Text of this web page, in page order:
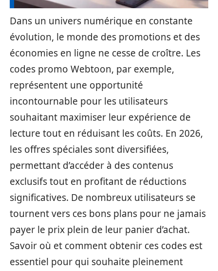
Dans un univers numérique en constante
évolution, le monde des promotions et des
économies en ligne ne cesse de croître. Les
codes promo Webtoon, par exemple,
représentent une opportunité
incontournable pour les utilisateurs
souhaitant maximiser leur expérience de
lecture tout en réduisant les coûts. En 2026,
les offres spéciales sont diversifiées,
permettant d’accéder à des contenus
exclusifs tout en profitant de réductions
significatives. De nombreux utilisateurs se
tournent vers ces bons plans pour ne jamais
payer le prix plein de leur panier d’achat.
Savoir où et comment obtenir ces codes est
essentiel pour qui souhaite pleinement